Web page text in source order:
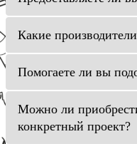
Какие
Помогаете ли вы
Можно ли
конкретный проект?